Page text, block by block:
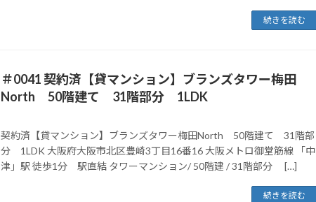
続きを読む
＃0041 契約済【貸マンション】ブランズタワー梅田
North 50階建て 31階部分 1LDK
契約済【貸マンション】ブランズタワー梅田North 50階建て 31階部
分 1LDK 大阪府大阪市北区豊崎3丁目16番16 大阪メトロ御堂筋線 「中
津」駅 徒歩1分 駅直結 タワーマンション/ 50階建 / 31階部分 […]
続きを読む